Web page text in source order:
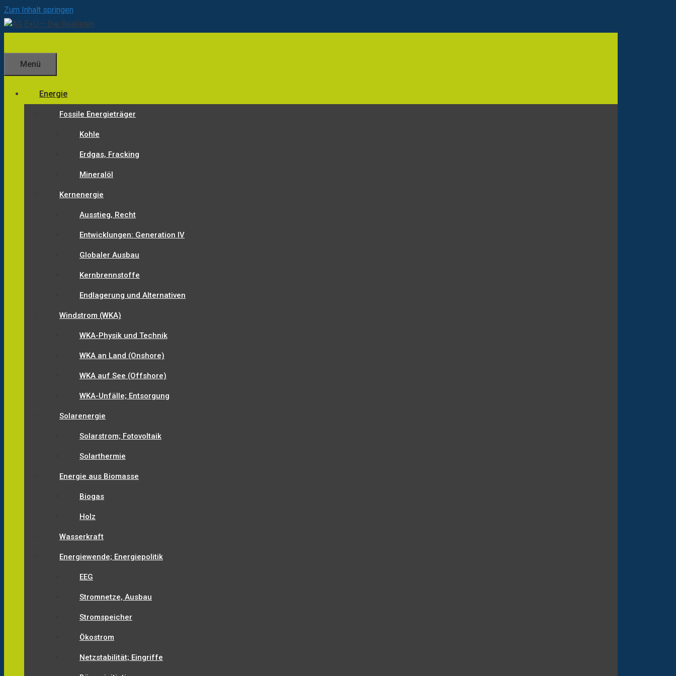
Zum Inhalt springen
Menü
Energie
Fossile Energieträger
Kohle
Erdgas, Fracking
Mineralöl
Kernenergie
Ausstieg, Recht
Entwicklungen: Generation IV
Globaler Ausbau
Kernbrennstoffe
Endlagerung und Alternativen
Windstrom (WKA)
WKA-Physik und Technik
WKA an Land (Onshore)
WKA auf See (Offshore)
WKA-Unfälle; Entsorgung
Solarenergie
Solarstrom; Fotovoltaik
Solarthermie
Energie aus Biomasse
Biogas
Holz
Wasserkraft
Energiewende; Energiepolitik
EEG
Stromnetze, Ausbau
Stromspeicher
Ökostrom
Netzstabilität; Eingriffe